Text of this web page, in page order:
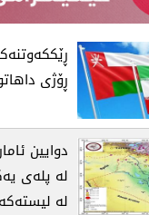
ڕۆژی
دوایین
لە پلەی
لە